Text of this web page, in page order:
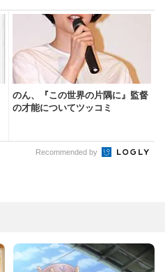
のん、『この世界の片隅に』監督
の才能についてツッコミ
Recommended by